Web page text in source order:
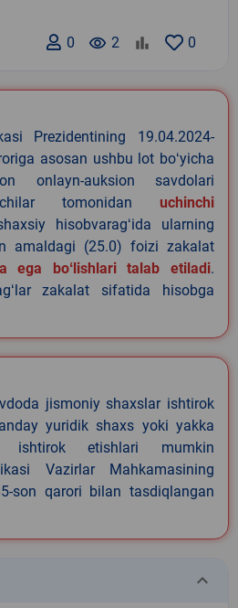
0
remove_red_eye 2
0
Prezidentining 19.04.2024-
asosan ushbu lot boʻyicha
onlayn-auksion savdolari
tomonidan uchinchi
hisobvaragʻida ularning
amaldagi (25.0) foizi zakalat
ega boʻlishlari talab etiladi.
zakalat sifatida hisobga
jismoniy shaxslar ishtirok
yuridik shaxs yoki yakka
ishtirok etishlari mumkin
Vazirlar Mahkamasining
son qarori bilan tasdiqlangan
keyboard_arrow_down